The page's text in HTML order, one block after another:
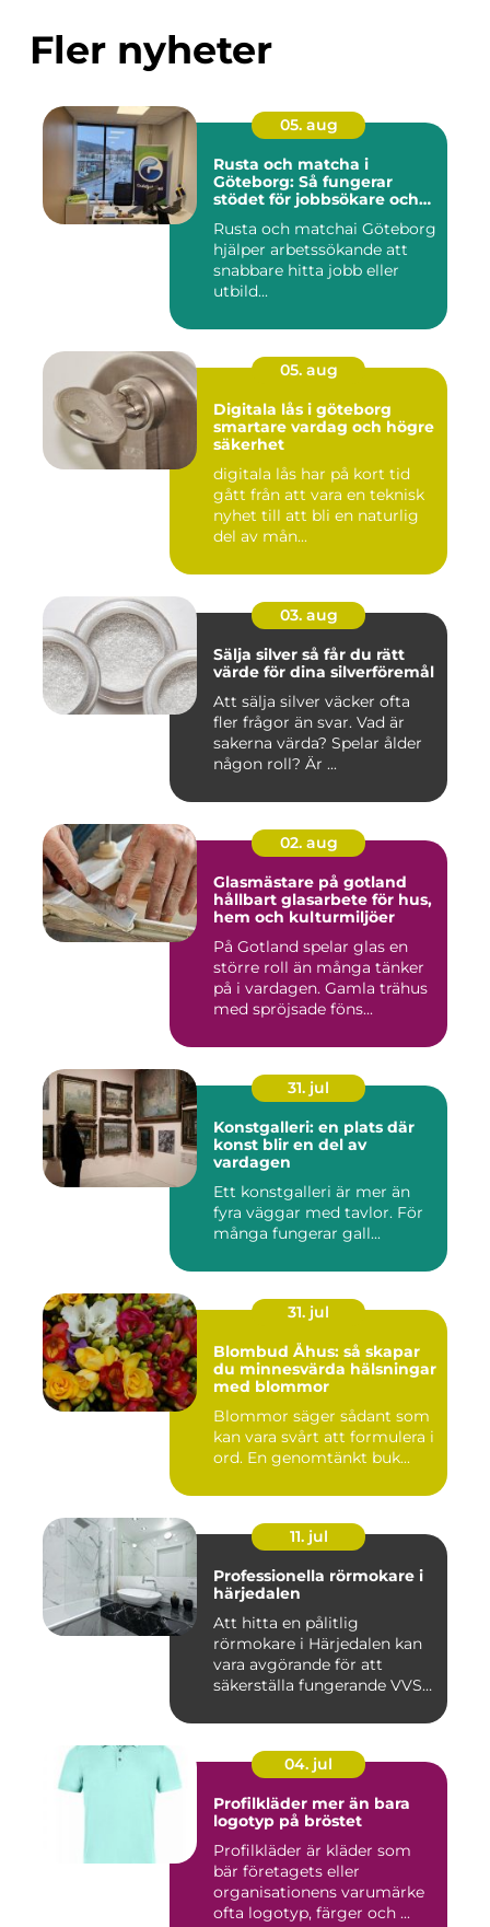
Fler nyheter
05. aug
Rusta och matcha i
Göteborg: Så fungerar
stödet för jobbsökare och
Rusta och matchai Göteborg
hjälper arbetssökande att
snabbare hitta jobb eller
utbild...
05. aug
Digitala lås i göteborg
smartare vardag och högre
säkerhet
digitala lås har på kort tid
gått från att vara en teknisk
nyhet till att bli en naturlig
del av mån...
03. aug
Sälja silver så får du rätt
värde för dina silverföremål
Att sälja silver väcker ofta
fler frågor än svar. Vad är
sakerna värda? Spelar ålder
någon roll? Är ...
02. aug
Glasmästare på gotland
hållbart glasarbete för hus,
hem och kulturmiljöer
På Gotland spelar glas en
större roll än många tänker
på i vardagen. Gamla trähus
med spröjsade föns...
31. jul
Konstgalleri: en plats där
konst blir en del av
vardagen
Ett konstgalleri är mer än
fyra väggar med tavlor. För
många fungerar gall...
31. jul
Blombud Åhus: så skapar
du minnesvärda hälsningar
med blommor
Blommor säger sådant som
kan vara svårt att formulera i
ord. En genomtänkt buk...
11. jul
Professionella rörmokare i
härjedalen
Att hitta en pålitlig
rörmokare i Härjedalen kan
vara avgörande för att
säkerställa fungerande VVS-
04. jul
Profilkläder mer än bara
logotyp på bröstet
Profilkläder är kläder som
bär företagets eller
organisationens varumärke
ofta logotyp, färger och ...